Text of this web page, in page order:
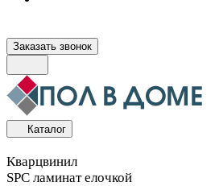
Заказать звонок
Каталог
Кварцвинил
SPC ламинат елочкой